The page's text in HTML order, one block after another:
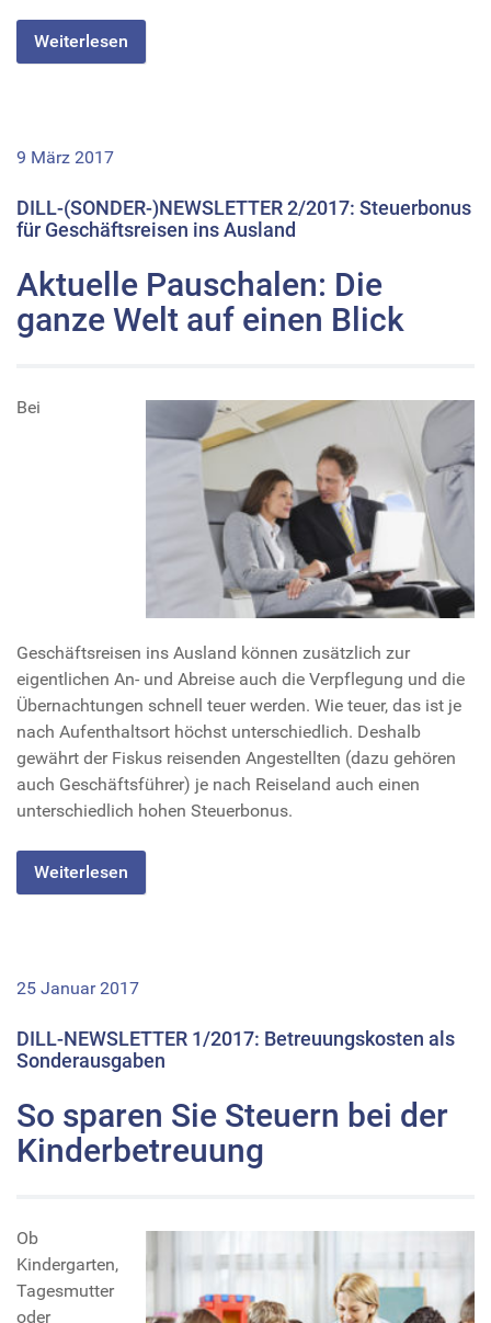
Weiterlesen
9 März 2017
DILL-(SONDER-)NEWSLETTER 2/2017: Steuerbonus
für Geschäftsreisen ins Ausland
Aktuelle Pauschalen: Die
ganze Welt auf einen Blick
Bei
Geschäftsreisen ins Ausland können zusätzlich zur
eigentlichen An- und Abreise auch die Verpflegung und die
Übernachtungen schnell teuer werden. Wie teuer, das ist je
nach Aufenthaltsort höchst unterschiedlich. Deshalb
gewährt der Fiskus reisenden Angestellten (dazu gehören
auch Geschäftsführer) je nach Reiseland auch einen
unterschiedlich hohen Steuerbonus.
Weiterlesen
25 Januar 2017
DILL-NEWSLETTER 1/2017: Betreuungskosten als
Sonderausgaben
So sparen Sie Steuern bei der
Kinderbetreuung
Ob
Kindergarten,
Tagesmutter
oder